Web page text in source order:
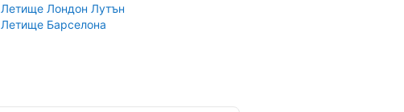
Летище Лондон Лутън
Летище Барселона